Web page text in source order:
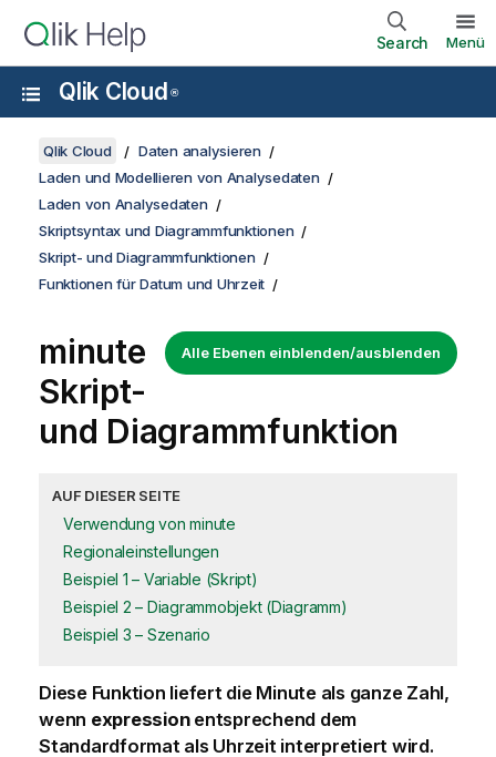
Search Menü
Qlik Cloud ®
Qlik Cloud
Daten analysieren
Laden und Modellieren von Analysedaten
Laden von Analysedaten
Skriptsyntax und Diagrammfunktionen
Skript- und Diagrammfunktionen
Funktionen für Datum und Uhrzeit
Alle Ebenen einblenden/ausblenden
minute
Skript-
und Diagrammfunktion
AUF DIESER SEITE
Verwendung von minute
Regionaleinstellungen
Beispiel 1 – Variable (Skript)
Beispiel 2 – Diagrammobjekt (Diagramm)
Beispiel 3 – Szenario
Diese Funktion liefert die Minute als ganze Zahl,
wenn expressionentsprechend dem
Standardformat als Uhrzeit interpretiert wird.